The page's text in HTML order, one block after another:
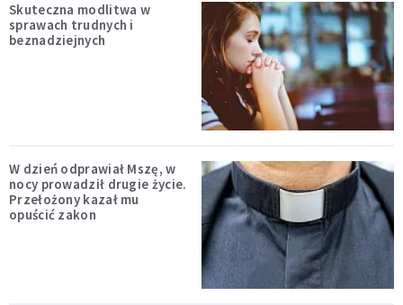
Skuteczna modlitwa w
sprawach trudnych i
beznadziejnych
W dzień odprawiał Mszę, w
nocy prowadził drugie życie.
Przełożony kazał mu
opuścić zakon